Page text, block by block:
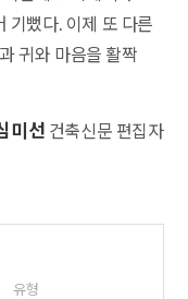
기뻤다. 이제 또 다른
귀와 마음을 활짝
미선 건축신문 편집자
유형